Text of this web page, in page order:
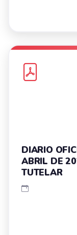
DIARIO
ABRIL DE
TUTELAR